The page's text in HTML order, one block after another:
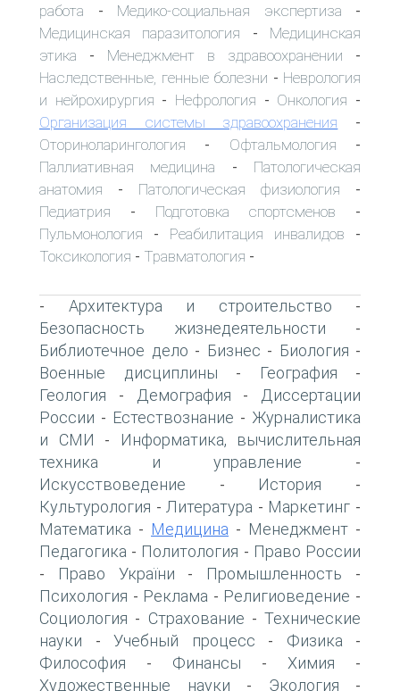
работа - Медико-социальная экспертиза -
Медицинская паразитология - Медицинская
этика - Менеджмент в здравоохранении -
Наследственные, генные болезни - Неврология
и нейрохирургия - Нефрология - Онкология -
Организация системы здравоохранения -
Оториноларингология - Офтальмология -
Паллиативная медицина - Патологическая
анатомия - Патологическая физиология -
Педиатрия - Подготовка спортсменов -
Пульмонология - Реабилитация инвалидов -
Токсикология - Травматология -
- Архитектура и строительство -
Безопасность жизнедеятельности -
Библиотечное дело - Бизнес - Биология -
Военные дисциплины - География -
Геология - Демография -
Диссертации
России - Естествознание - Журналистика
и СМИ -
Информатика, вычислительная
техника и управление -
Искусствоведение - История -
Культурология - Литература - Маркетинг -
Математика - Медицина - Менеджмент -
Педагогика - Политология - Право России
- Право України - Промышленность -
Психология - Реклама - Религиоведение -
Социология - Страхование - Технические
науки - Учебный процесс - Физика -
Философия - Финансы - Химия -
Художественные науки - Экология -